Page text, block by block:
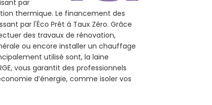
par
thermique. Le financement des
par l'Éco Prêt à Taux Zéro. Grâce
des travaux de rénovation,
ou encore installer un chauffage
utilisé sont, la laine
vous garantit des professionnels
d’énergie, comme isoler vos